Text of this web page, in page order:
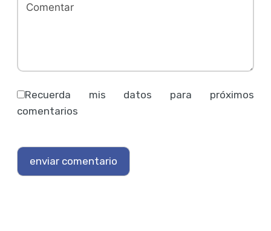
Recuerda mis datos para próximos
comentarios